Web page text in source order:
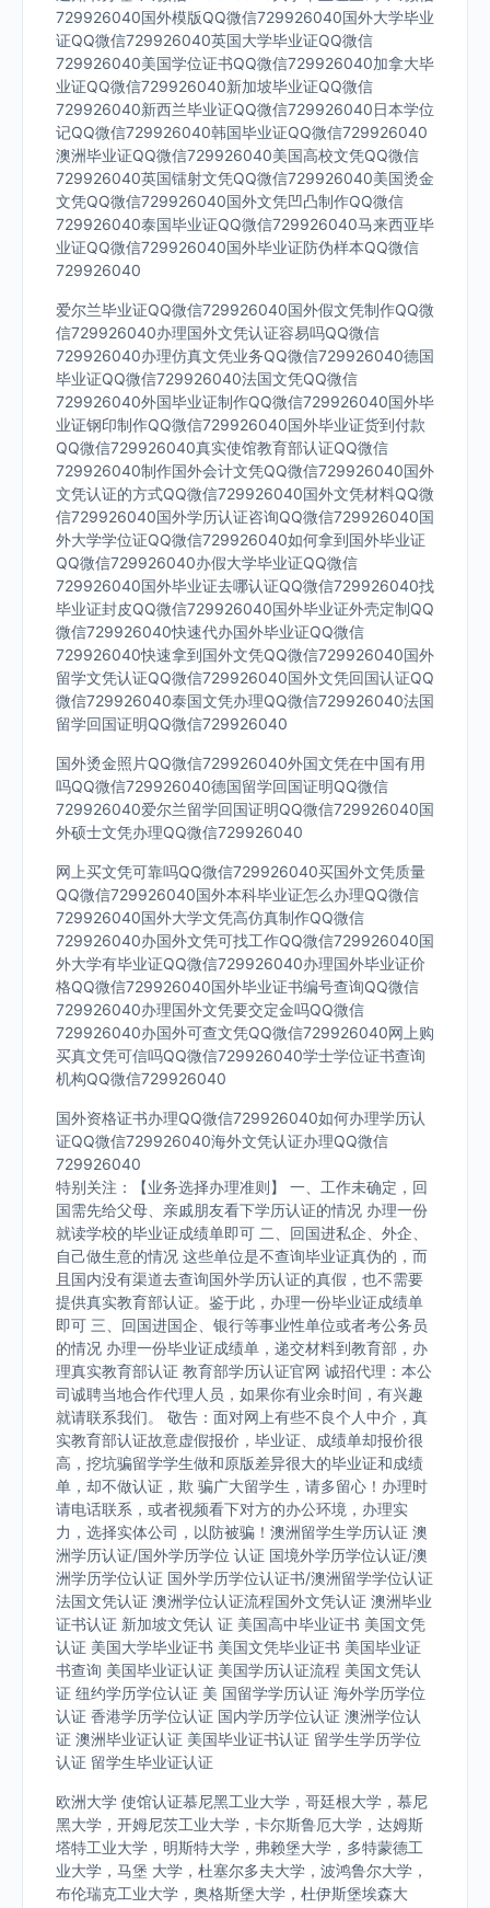
729926040国外模版QQ微信729926040国外大学毕业
证QQ微信729926040英国大学毕业证QQ微信
729926040美国学位证书QQ微信729926040加拿大毕
业证QQ微信729926040新加坡毕业证QQ微信
729926040新西兰毕业证QQ微信729926040日本学位
记QQ微信729926040韩国毕业证QQ微信729926040
澳洲毕业证QQ微信729926040美国高校文凭QQ微信
729926040英国镭射文凭QQ微信729926040美国烫金
文凭QQ微信729926040国外文凭凹凸制作QQ微信
729926040泰国毕业证QQ微信729926040马来西亚毕
业证QQ微信729926040国外毕业证防伪样本QQ微信
729926040
爱尔兰毕业证QQ微信729926040国外假文凭制作QQ微
信729926040办理国外文凭认证容易吗QQ微信
729926040办理仿真文凭业务QQ微信729926040德国
毕业证QQ微信729926040法国文凭QQ微信
729926040外国毕业证制作QQ微信729926040国外毕
业证钢印制作QQ微信729926040国外毕业证货到付款
QQ微信729926040真实使馆教育部认证QQ微信
729926040制作国外会计文凭QQ微信729926040国外
文凭认证的方式QQ微信729926040国外文凭材料QQ微
信729926040国外学历认证咨询QQ微信729926040国
外大学学位证QQ微信729926040如何拿到国外毕业证
QQ微信729926040办假大学毕业证QQ微信
729926040国外毕业证去哪认证QQ微信729926040找
毕业证封皮QQ微信729926040国外毕业证外壳定制QQ
微信729926040快速代办国外毕业证QQ微信
729926040快速拿到国外文凭QQ微信729926040国外
留学文凭认证QQ微信729926040国外文凭回国认证QQ
微信729926040泰国文凭办理QQ微信729926040法国
留学回国证明QQ微信729926040
国外烫金照片QQ微信729926040外国文凭在中国有用
吗QQ微信729926040德国留学回国证明QQ微信
729926040爱尔兰留学回国证明QQ微信729926040国
外硕士文凭办理QQ微信729926040
网上买文凭可靠吗QQ微信729926040买国外文凭质量
QQ微信729926040国外本科毕业证怎么办理QQ微信
729926040国外大学文凭高仿真制作QQ微信
729926040办国外文凭可找工作QQ微信729926040国
外大学有毕业证QQ微信729926040办理国外毕业证价
格QQ微信729926040国外毕业证书编号查询QQ微信
729926040办理国外文凭要交定金吗QQ微信
729926040办国外可查文凭QQ微信729926040网上购
买真文凭可信吗QQ微信729926040学士学位证书查询
机构QQ微信729926040
国外资格证书办理QQ微信729926040如何办理学历认
证QQ微信729926040海外文凭认证办理QQ微信
729926040
特别关注：【业务选择办理准则】 一、工作未确定，回
国需先给父母、亲戚朋友看下学历认证的情况 办理一份
就读学校的毕业证成绩单即可 二、回国进私企、外企、
自己做生意的情况 这些单位是不查询毕业证真伪的，而
且国内没有渠道去查询国外学历认证的真假，也不需要
提供真实教育部认证。鉴于此，办理一份毕业证成绩单
即可 三、回国进国企、银行等事业性单位或者考公务员
的情况 办理一份毕业证成绩单，递交材料到教育部，办
理真实教育部认证 教育部学历认证官网 诚招代理：本公
司诚聘当地合作代理人员，如果你有业余时间，有兴趣
就请联系我们。 敬告：面对网上有些不良个人中介，真
实教育部认证故意虚假报价，毕业证、成绩单却报价很
高，挖坑骗留学学生做和原版差异很大的毕业证和成绩
单，却不做认证，欺 骗广大留学生，请多留心！办理时
请电话联系，或者视频看下对方的办公环境，办理实
力，选择实体公司，以防被骗！澳洲留学生学历认证 澳
洲学历认证/国外学历学位 认证 国境外学历学位认证/澳
洲学历学位认证 国外学历学位认证书/澳洲留学学位认证
法国文凭认证 澳洲学位认证流程国外文凭认证 澳洲毕业
证书认证 新加坡文凭认 证 美国高中毕业证书 美国文凭
认证 美国大学毕业证书 美国文凭毕业证书 美国毕业证
书查询 美国毕业证认证 美国学历认证流程 美国文凭认
证 纽约学历学位认证 美 国留学学历认证 海外学历学位
认证 香港学历学位认证 国内学历学位认证 澳洲学位认
证 澳洲毕业证认证 美国毕业证书认证 留学生学历学位
认证 留学生毕业证认证
欧洲大学 使馆认证慕尼黑工业大学，哥廷根大学，慕尼
黑大学，开姆尼茨工业大学，卡尔斯鲁厄大学，达姆斯
塔特工业大学，明斯特大学，弗赖堡大学，多特蒙德工
业大学，马堡 大学，杜塞尔多夫大学，波鸿鲁尔大学，
布伦瑞克工业大学，奥格斯堡大学，杜伊斯堡埃森大